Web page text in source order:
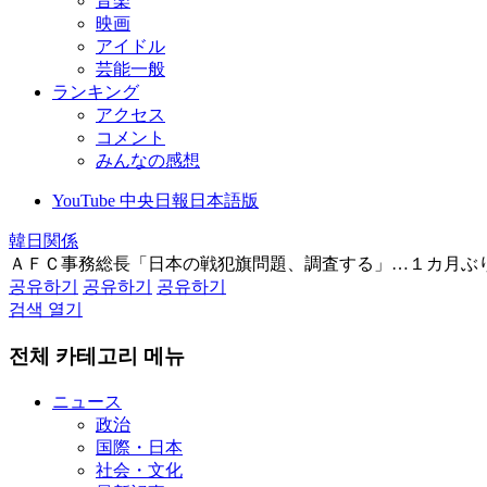
映画
アイドル
芸能一般
ランキング
アクセス
コメント
みんなの感想
YouTube 中央日報日本語版
韓日関係
ＡＦＣ事務総長「日本の戦犯旗問題、調査する」…１カ月ぶ
공유하기
공유하기
공유하기
검색 열기
전체 카테고리 메뉴
ニュース
政治
国際・日本
社会・文化